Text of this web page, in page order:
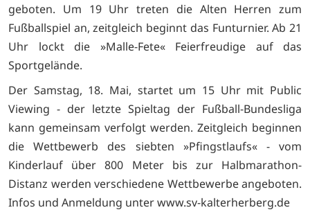
geboten. Um 19 Uhr treten die Alten Herren zum
Fußballspiel an, zeitgleich beginnt das Funturnier. Ab 21
Uhr lockt die »Malle-Fete« Feierfreudige auf das
Sportgelände.
Der Samstag, 18. Mai, startet um 15 Uhr mit Public
Viewing - der letzte Spieltag der Fußball-Bundesliga
kann gemeinsam verfolgt werden. Zeitgleich beginnen
die Wettbewerb des siebten »Pfingstlaufs« - vom
Kinderlauf über 800 Meter bis zur Halbmarathon-
Distanz werden verschiedene Wettbewerbe angeboten.
Infos und Anmeldung unter www.sv-kalterherberg.de